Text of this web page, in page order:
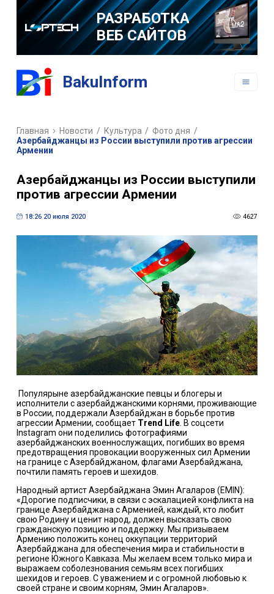
РАЗРАБОТКА
ВЕБ САЙТОВ
МОБИЛЬНЫХ
BakuInform
Главная Новости / Культура / Фото дня /
Азербайджанцы из России выступили против агрессии
Армении
Азербайджанцы из России выступили
против агрессии Армении
18:26 20 июля 2020 4627
Популярыне азербайджанские певцы и блогеры и
исполнители с азербайджанскими корнями, проживающие
в России, поддержали Азербайджан в борьбе против
агрессии Армении, сообщает Trend Life. В соцсети
Instagram они поделились фотографиями
азербайджанских военнослужащих, погибших во время
предотвращения провокации вооруженных сил Армении
на границе с Азербайджаном, флагами Азербайджана,
почтили память героев и шехидов.
Народный артист Азербайджана Эмин Агаларов (EMIN):
«Дорогие подписчики, в связи с эскалацией конфликта на
границе Азербайджана с Арменией, каждый, кто любит
свою Родину и ценит народ, должен высказать свою
гражданскую позицию и поддержку. Мы призываем
Армению положить конец оккупации территорий
Азербайджана для обеспечения мира и стабильности в
регионе Южного Кавказа. Мы желаем всем только мира и
выражаем соболезнования семьям всех погибших
шехидов и героев. С уважением и с огромной любовью к
своей стране и своим корням, Эмин Агаларов».